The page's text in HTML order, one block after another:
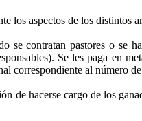
los aspectos de los
se contratan pastores o se
Se les paga en
correspondiente al número
de hacerse cargo de los